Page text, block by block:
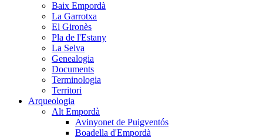
Baix Empordà
La Garrotxa
El Gironès
Pla de l'Estany
La Selva
Genealogia
Documents
Terminologia
Territori
Arqueologia
Alt Empordà
Avinyonet de Puigventós
Boadella d'Empordà